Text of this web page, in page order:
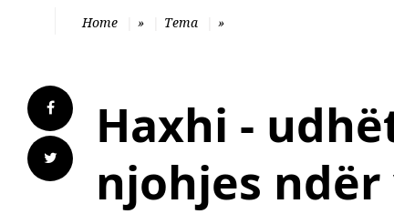
Home » Tema »
Haxhi -
njohjes ndër